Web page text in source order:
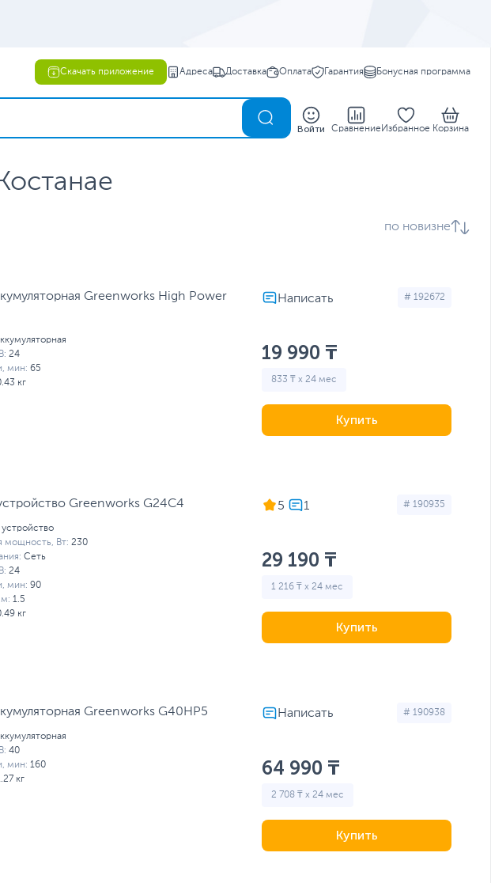
Скачать приложение Адреса Доставка Оплата Гарантия Бонусная программа
Войти Сравнение Избранное Корзина
по новизне
Greenworks High Power
24
мин: 65
кг
# 192672
19 990 ₸
833 ₸ x 24 мес
Купить
Greenworks G24C4
мощность, Вт: 230
Сеть
24
мин: 90
м: 1.5
кг
5 # 190935
29 190 ₸
1 216 ₸ x 24 мес
Купить
Greenworks G40HP5
40
мин: 160
кг
# 190938
64 990 ₸
2 708 ₸ x 24 мес
Купить